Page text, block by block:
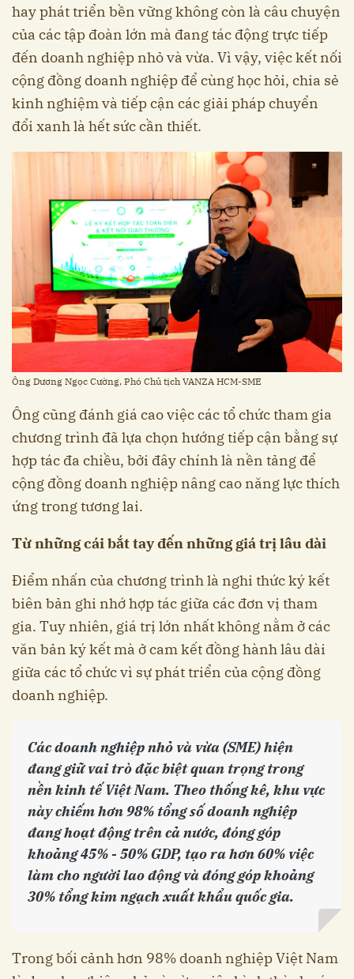
hay phát triển bền vững không còn là câu chuyện
của các tập đoàn lớn mà đang tác động trực tiếp
đến doanh nghiệp nhỏ và vừa. Vì vậy, việc kết nối
cộng đồng doanh nghiệp để cùng học hỏi, chia sẻ
kinh nghiệm và tiếp cận các giải pháp chuyển
đổi xanh là hết sức cần thiết.
Ông Dương Ngọc Cường, Phó Chủ tịch VANZA HCM-SME
Ông cũng đánh giá cao việc các tổ chức tham gia
chương trình đã lựa chọn hướng tiếp cận bằng sự
hợp tác đa chiều, bởi đây chính là nền tảng để
cộng đồng doanh nghiệp nâng cao năng lực thích
ứng trong tương lai.
Từ những cái bắt tay đến những giá trị lâu dài
Điểm nhấn của chương trình là nghi thức ký kết
biên bản ghi nhớ hợp tác giữa các đơn vị tham
gia. Tuy nhiên, giá trị lớn nhất không nằm ở các
văn bản ký kết mà ở cam kết đồng hành lâu dài
giữa các tổ chức vì sự phát triển của cộng đồng
doanh nghiệp.
Các doanh nghiệp nhỏ và vừa (SME) hiện
đang giữ vai trò đặc biệt quan trọng trong
nền kinh tế Việt Nam. Theo thống kê, khu vực
này chiếm hơn 98% tổng số doanh nghiệp
đang hoạt động trên cả nước, đóng góp
khoảng 45% - 50% GDP, tạo ra hơn 60% việc
làm cho người lao động và đóng góp khoảng
30% tổng kim ngạch xuất khẩu quốc gia.
Trong bối cảnh hơn 98% doanh nghiệp Việt Nam